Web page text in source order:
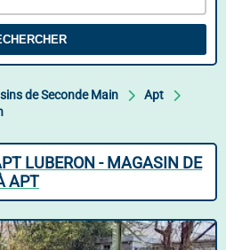
de Seconde Main
Apt
LUBERON - MAGASIN DE
APT